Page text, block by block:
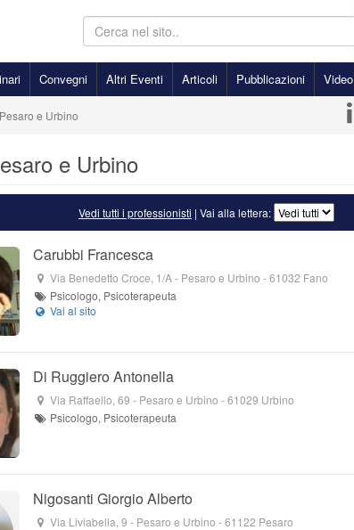
Convegni Altri Eventi Articoli Pubblicazioni Video
Pesaro e Urbino
e Urbino
Vedi tutti i professionisti | Vai alla lettera:
Carubbi Francesca
Via Benedetto Croce, 1/A- Pesaro e Urbino -61032 Fano
Psicologo, Psicoterapeuta
Di Ruggiero Antonella
Via Raffaello, 69 - Pesaro e Urbino -61029 Urbino
Psicologo, Psicoterapeuta
Nigosanti Giorgio Alberto
Via Liviabella, 9 - Pesaro e Urbino -61122 Pesaro